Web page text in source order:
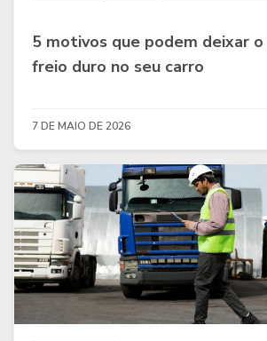
5 motivos que podem deixar
freio duro no seu carro
7 DE MAIO DE 2026